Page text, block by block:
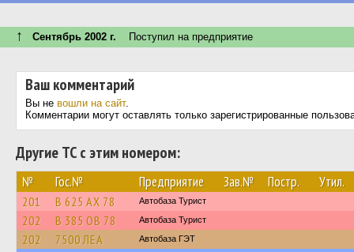
↑ Сентябрь 2002 г. Поступил на предприятие
Ваш комментарий
Вы не вошли на сайт.
Комментарии могут оставлять только зарегистрированные
Другие ТС с этим номером:
№ Гос.№ Предприятие Зав.№ Постр. Утил.
201 В 625 АХ 78 Автобаза Турист
202 В 385 ОВ 78 Автобаза Турист
202 7500 ЛЕА Автобаза ГЭТ